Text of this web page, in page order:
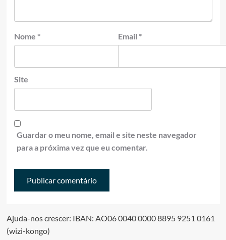
Nome * Email *
Site
Guardar o meu nome, email e site neste navegador
para a próxima vez que eu comentar.
Ajuda-nos crescer: IBAN: AO06 0040 0000 8895 9251 0161
(wizi-kongo)